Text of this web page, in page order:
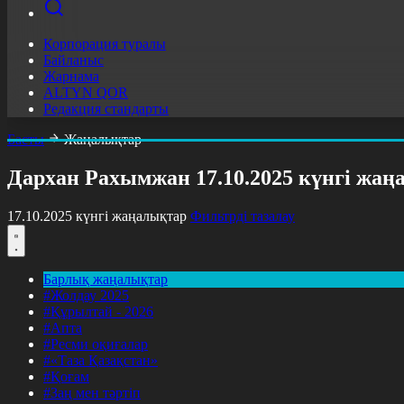
Корпорация туралы
Байланыс
Жарнама
ALTYN QOR
Редакция стандарты
Басты
Жаңалықтар
Дархан Рахымжан 17.10.2025 күнгі
17.10.2025 күнгі жаңалықтар Фильтрді тазалау
Барлық жаңалықтар
#Жолдау 2025
#Құрылтай - 2026
#Апта
#Ресми оқиғалар
#«Таза Қазақстан»
#Қоғам
#Заң мен тәртіп